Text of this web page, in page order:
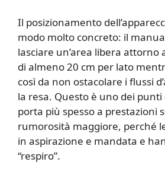
Il posizionamento
modo molto concreto: il
lasciare un’area libera attorno
di almeno 20 cm per lato
così da non ostacolare i flussi
la resa. Questo è uno dei
porta più spesso a prestazioni
rumorosità maggiore, perché
in aspirazione e mandata e
“respiro”.